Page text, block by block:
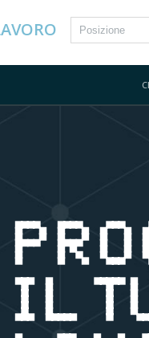
IL